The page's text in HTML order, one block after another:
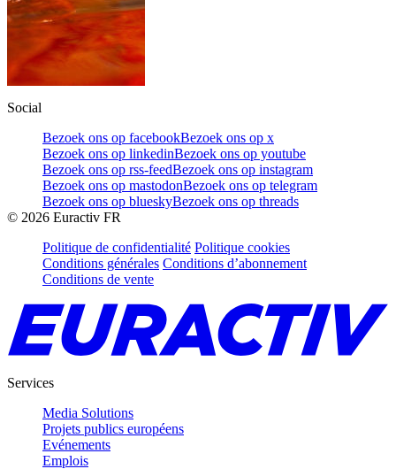
Social
Bezoek ons op facebookBezoek ons op x
Bezoek ons op linkedinBezoek ons op youtube
Bezoek ons op rss-feedBezoek ons op instagram
Bezoek ons op mastodonBezoek ons op telegram
Bezoek ons op blueskyBezoek ons op threads
© 2026 Euractiv FR
Politique de confidentialité Politique cookies
Conditions générales Conditions d’abonnement
Conditions de vente
Services
Media Solutions
Projets publics européens
Evénements
Emplois